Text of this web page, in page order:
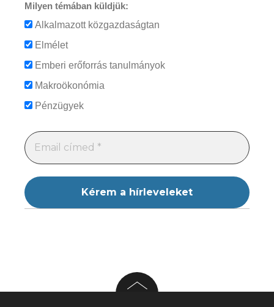
Milyen témában küldjük:
Alkalmazott közgazdaságtan
Elmélet
Emberi erőforrás tanulmányok
Makroökonómia
Pénzügyek